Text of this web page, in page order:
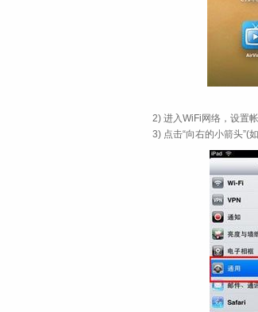
2) 进入WiFi网络，设置
3) 点击“向右的小箭头”(